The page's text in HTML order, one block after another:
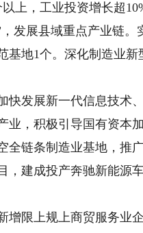
上，工业投资增长超
发展县域重点产业链
基地1个。深化制造业
发展新一代信息技术
业，积极引导国有资本
全链条制造业基地，推
，建成投产奔驰新能源
限上规上商贸服务业企